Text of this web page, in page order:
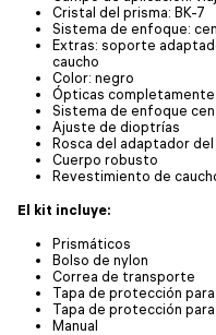
Cristal del prisma: BK-7
Sistema de enfoque:
Extras: soporte
caucho
Color: negro
Ópticas
Sistema de enfoque
Ajuste de dioptrías
Rosca del adaptador
Cuerpo robusto
Revestimiento de
El kit incluye:
Prismáticos
Bolso de nylon
Correa de transporte
Tapa de protección
Tapa de protección
Manual